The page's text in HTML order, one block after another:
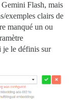
Gemini Flash, mais
exemples clairs de
manqué un ou
je le définis sur